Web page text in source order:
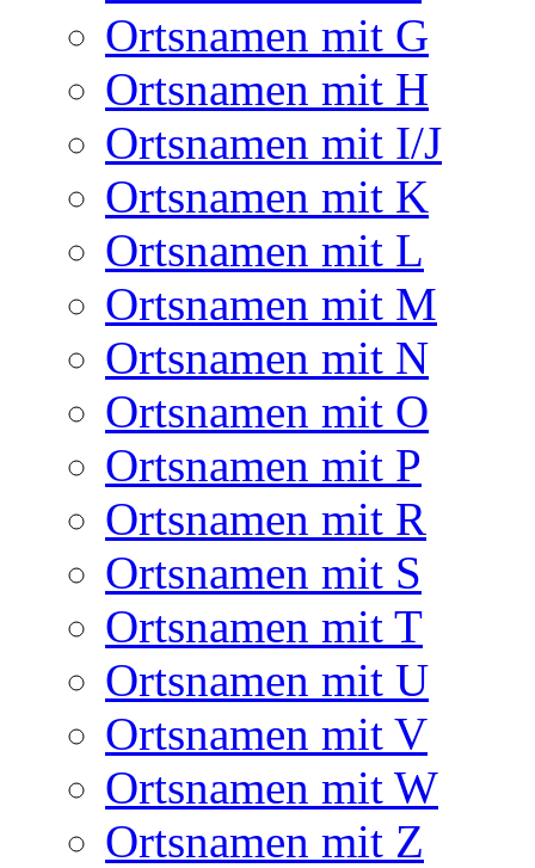
Ortsnamen mit G
Ortsnamen mit H
Ortsnamen mit I/J
Ortsnamen mit K
Ortsnamen mit L
Ortsnamen mit M
Ortsnamen mit N
Ortsnamen mit O
Ortsnamen mit P
Ortsnamen mit R
Ortsnamen mit S
Ortsnamen mit T
Ortsnamen mit U
Ortsnamen mit V
Ortsnamen mit W
Ortsnamen mit Z